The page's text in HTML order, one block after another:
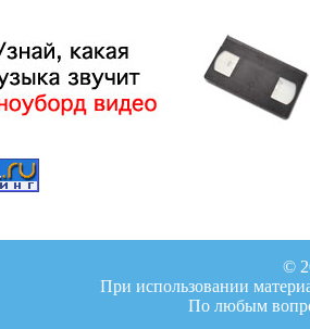
©
При использовании
По любым